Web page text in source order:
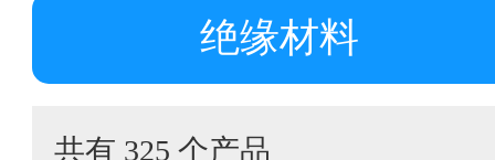
绝缘材料
共有 325 个产品